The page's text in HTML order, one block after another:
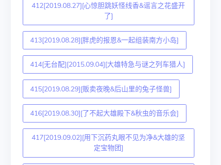
412[2019.08.27][心惊胆跳妖怪线香&谣言之花盛开
了]
413[2019.08.28][胖虎的报恩&一起组装南方小岛]
414[无台配][2015.09.04][大雄特急与谜之列车猎人]
415[2019.08.29][贩卖夜晚&后山里的兔子怪兽]
416[2019.08.30][了不起大雄殿下&秋虫的音乐会]
417[2019.09.02][用下沉药丸眼不见为净&大雄的坚
定宝物团]